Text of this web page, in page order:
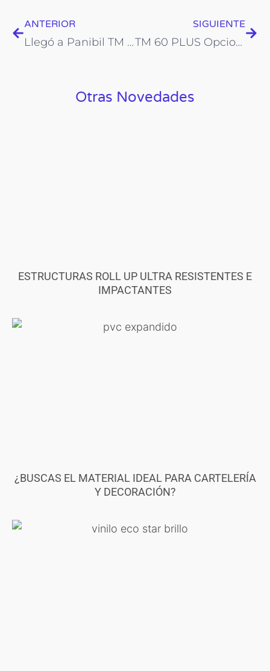
Prev
ANTERIOR
Llegó a Panibil TM 60 PLUS. Última generación!
SIGUIENTE
TM 60 PLUS Opcional LÁSER! Novedad!
Otras Novedades
ESTRUCTURAS ROLL UP ULTRA RESISTENTES E
IMPACTANTES
¿BUSCAS EL MATERIAL IDEAL PARA CARTELERÍA
Y DECORACIÓN?